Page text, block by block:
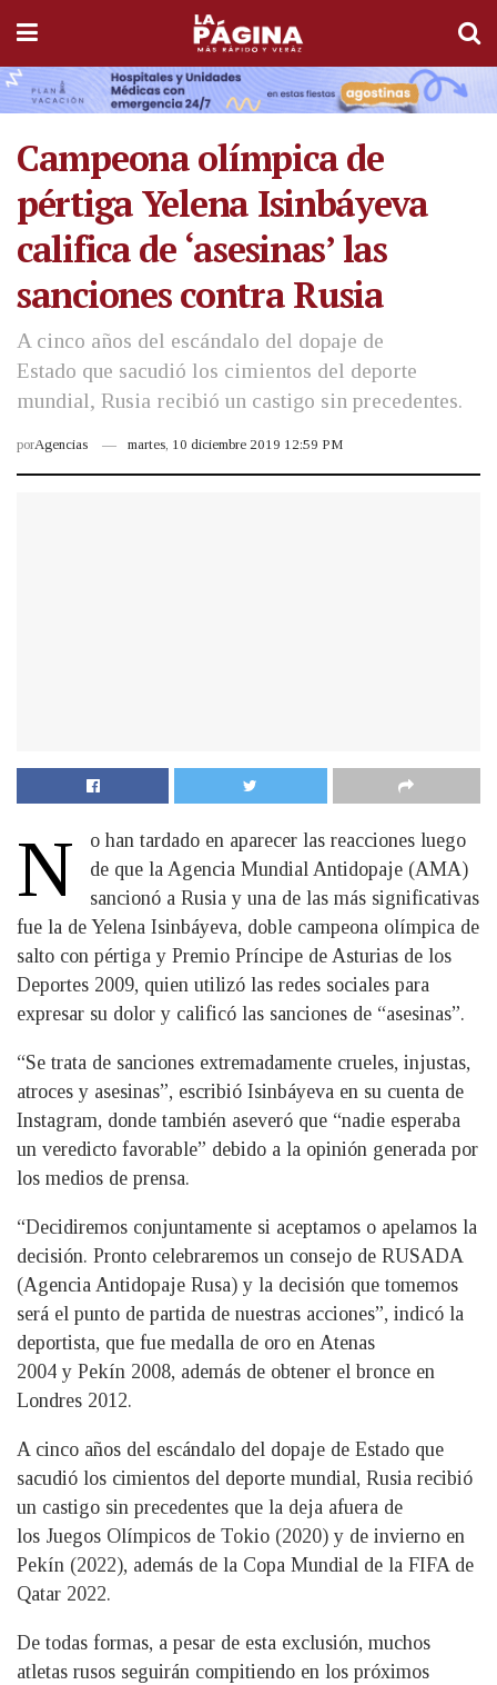
Campeona olímpica de
pértiga Yelena Isinbáyeva
califica de ‘asesinas’ las
sanciones contra Rusia
A cinco años del escándalo del dopaje de
Estado que sacudió los cimientos del deporte
mundial, Rusia recibió un castigo sin precedentes.
porAgencias martes, 10 diciembre 2019 12:59 PM
N
o han tardado en aparecer las reacciones luego
de que la Agencia Mundial Antidopaje (AMA)
sancionó a Rusia y una de las más significativas
fue la de Yelena Isinbáyeva, doble campeona olímpica de
salto con pértiga y Premio Príncipe de Asturias de los
Deportes 2009, quien utilizó las redes sociales para
expresar su dolor y calificó las sanciones de “asesinas”.
“Se trata de sanciones extremadamente crueles, injustas,
atroces y asesinas”, escribió Isinbáyeva en su cuenta de
Instagram, donde también aseveró que “nadie esperaba
un veredicto favorable” debido a la opinión generada por
los medios de prensa.
“Decidiremos conjuntamente si aceptamos o apelamos la
decisión. Pronto celebraremos un consejo de RUSADA
(Agencia Antidopaje Rusa) y la decisión que tomemos
será el punto de partida de nuestras acciones”, indicó la
deportista, que fue medalla de oro en Atenas
2004 y Pekín 2008, además de obtener el bronce en
Londres 2012.
A cinco años del escándalo del dopaje de Estado que
sacudió los cimientos del deporte mundial, Rusia recibió
un castigo sin precedentes que la deja afuera de
los Juegos Olímpicos de Tokio (2020) y de invierno en
Pekín (2022), además de la Copa Mundial de la FIFA de
Qatar 2022.
De todas formas, a pesar de esta exclusión, muchos
atletas rusos seguirán compitiendo en los próximos